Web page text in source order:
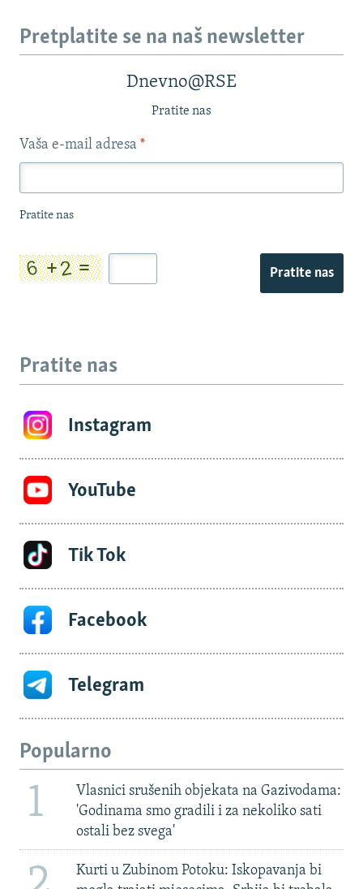
Pretplatite se na naš newsletter
Dnevno@RSE
Pratite nas
Vaša e-mail adresa *
Pratite nas
Pratite nas
Pratite nas
Instagram
YouTube
Tik Tok
Facebook
Telegram
Popularno
1
Vlasnici srušenih objekata na Gazivodama:
'Godinama smo gradili i za nekoliko sati
ostali bez svega'
Kurti u Zubinom Potoku: Iskopavanja bi